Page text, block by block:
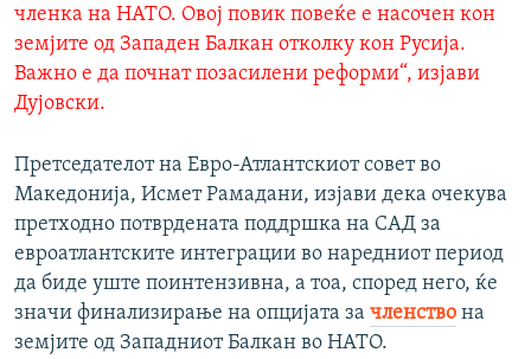
членка на НАТО. Овој повик повеќе е насочен кон
земјите од Западен Балкан отколку кон Русија.
Важно е да почнат позасилени реформи“, изјави
Дујовски.
Претседателот на Евро-Атлантскиот совет во
Македонија, Исмет Рамадани, изјави дека очекува
претходно потврдената поддршка на САД за
евроатлантските интеграции во наредниот период
да биде уште поинтензивна, а тоа, според него, ќе
значи финализирање на опцијата за членство на
земјите од Западниот Балкан во НАТО.